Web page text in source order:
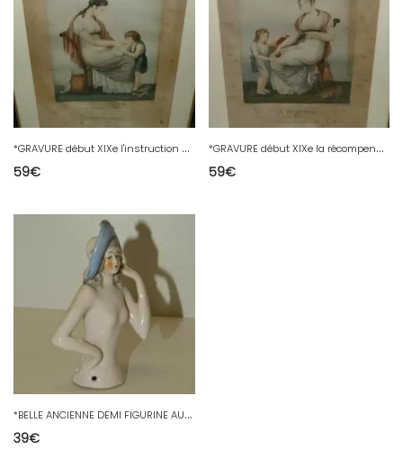
*
GRAVURE début XIXe l'instruction G Busset Del Sculpteur AUGRAND PARFAIT Empire
59€
*
GRAVURE début XIXe la récompense G Busset Del Sculpteur AUGRAND PARFAIT Empire
59€
*
BELLE ANCIENNE DEMI FIGURINE AU CHAPEAU PORCELAINE DEUTSCHLAND COLLECTION
39€